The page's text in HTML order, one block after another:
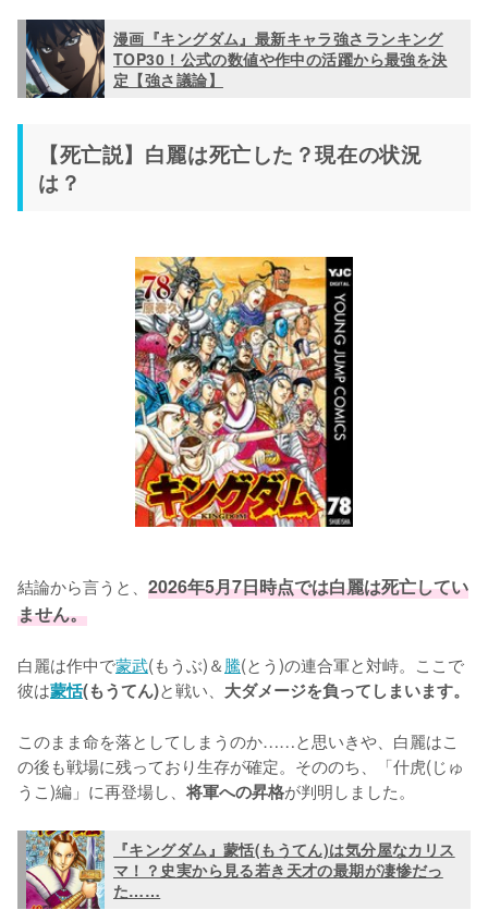
漫画『キングダム』最新キャラ強さランキング
TOP30！公式の数値や作中の活躍から最強を決
定【強さ議論】
【死亡説】白麗は死亡した？現在の状況
は？
結論から言うと、 2026年5月7日時点では白麗は死亡してい
ません。
白麗は作中で蒙武(もうぶ)＆騰(とう)の連合軍と対峙。ここで
彼は蒙恬(もうてん)と戦い、 大ダメージを負ってしまいます。
このまま命を落としてしまうのか……と思いきや、白麗はこ
の後も戦場に残っており生存が確定。そののち、「什虎(じゅ
うこ)編」に再登場し、 将軍への昇格が判明しました。
『キングダム』蒙恬(もうてん)は気分屋なカリス
マ！？史実から見る若き天才の最期が凄惨だっ
た……